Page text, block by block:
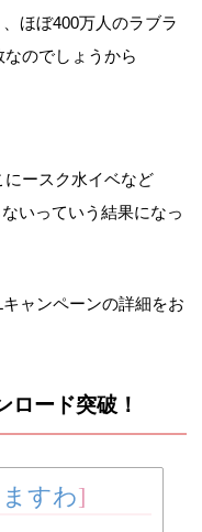
ほぼ400万人のラブラ
のでしょうから
ースク水イベなど
いっていう結果になっ
ャンペーンの詳細をお
ロード突破！
すわ]